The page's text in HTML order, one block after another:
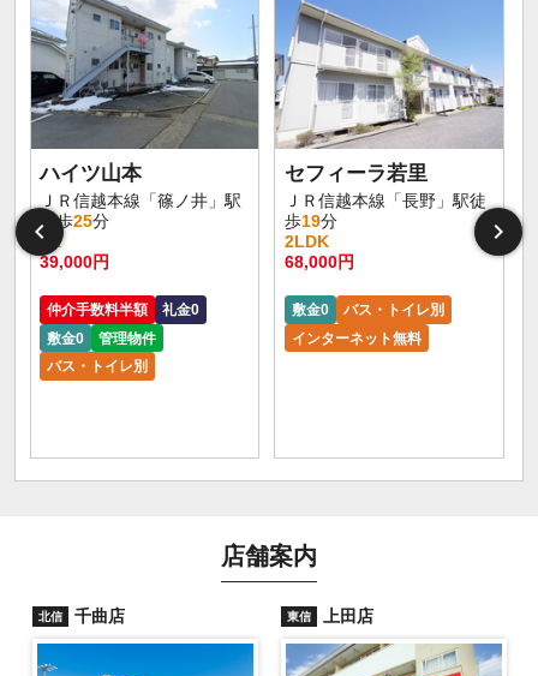
ハイツ山本
ＪＲ信越本線「篠ノ井」駅
徒歩25分
3K
39,000円
仲介手数料半額
礼金0
敷金0
管理物件
バス・トイレ別
セフィーラ若里
ＪＲ信越本線「長野」駅徒
歩19分
2LDK
68,000円
敷金0
バス・トイレ別
インターネット無料
店舗案内
北信 千曲店 東信 上田店